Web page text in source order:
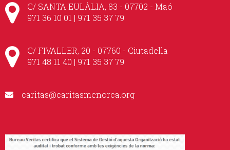
C/ SANTA EULÀLIA, 83 - 07702 - Maó
971 36 10 01 | 971 35 37 79
C/ FIVALLER, 20 - 07760 - Ciutadella
971 48 11 40 | 971 35 37 79
caritas@caritasmenorca.org